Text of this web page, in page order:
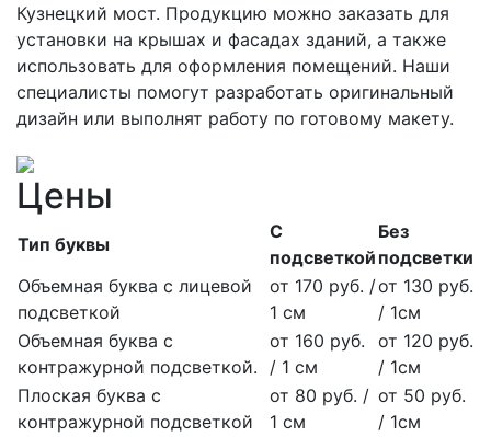
Кузнецкий мост. Продукцию можно заказать для
установки на крышах и фасадах зданий, а также
использовать для оформления помещений. Наши
специалисты помогут разработать оригинальный
дизайн или выполнят работу по готовому макету.
Цены
Тип буквы
С
подсветкой
Без
подсветки
Объемная буква с лицевой
подсветкой
от 170 руб. /
1 см
от 130 руб.
/ 1см
Объемная буква с
контражурной подсветкой.
от 160 руб.
/ 1 см
от 120 руб.
/ 1см
Плоская буква с
контражурной подсветкой
от 80 руб. /
1 см
от 50 руб.
/ 1см